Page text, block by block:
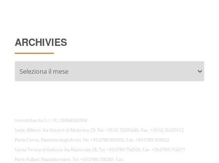
ARCHIVIES
Immobilsarda S.r.l. P.I. 00964920904
Sede: Milano, Via Visconti di Modrone 29, Tel. +39.02.76009446, Fax. +39.02.76009512
Porto Cervo, Piazzetta degli Archi, Tel. +39.0789.909000, Fax. +39.0789.909022
Santa Teresa di Gallura, Via Nazionale 28, Tel. +39.0789.754500, Fax. +39.0789.754371
Porto Rafael, Piazzetta mare, Tel. +39.0789.700381, Fax.